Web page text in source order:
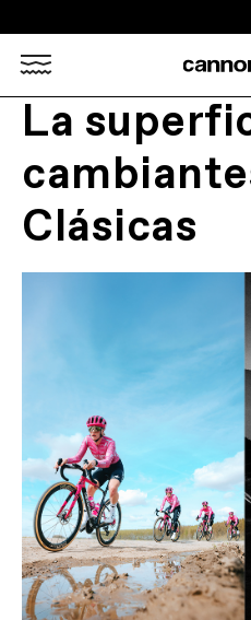
La
Clásicas